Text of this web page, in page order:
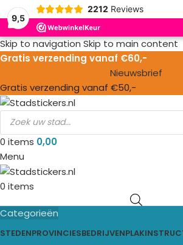
9,5
2212 Reviews
Skip to navigationSkip to main content
Gratis verzending vanaf €60,-
Nieuwsbrief
Gratis verzending vanaf €50,-
0 items 0,00
Menu
0 items
Categorieën
STEDENPROVINCIESBEDRIJVEN